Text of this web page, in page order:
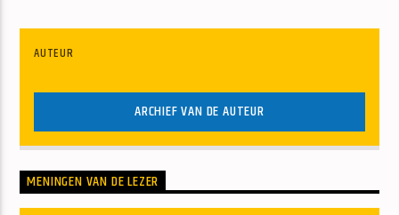
AUTEUR
ARCHIEF VAN DE AUTEUR
MENINGEN VAN DE LEZER